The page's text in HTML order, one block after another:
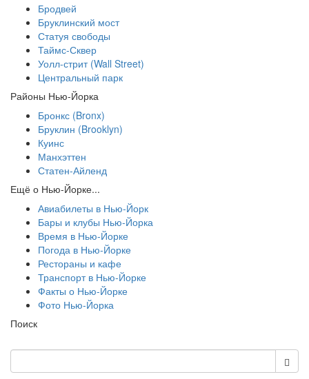
Бродвей
Бруклинский мост
Статуя свободы
Таймс-Сквер
Уолл-стрит (Wall Street)
Центральный парк
Районы Нью-Йорка
Бронкс (Bronx)
Бруклин (Brooklyn)
Куинс
Манхэттен
Статен-Айленд
Ещё о Нью-Йорке...
Авиабилеты в Нью-Йорк
Бары и клубы Нью-Йорка
Время в Нью-Йорке
Погода в Нью-Йорке
Рестораны и кафе
Транспорт в Нью-Йорке
Факты о Нью-Йорке
Фото Нью-Йорка
Поиск